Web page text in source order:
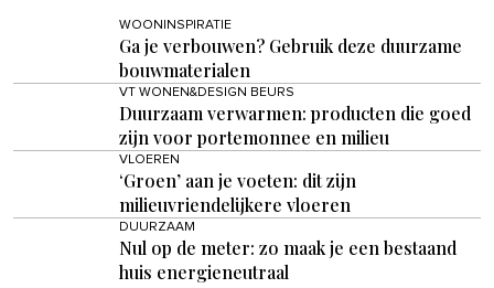
WOONINSPIRATIE
Ga je verbouwen? Gebruik deze duurzame
bouwmaterialen
VT WONEN&DESIGN BEURS
Duurzaam verwarmen: producten die goed
zijn voor portemonnee en milieu
VLOEREN
‘Groen’ aan je voeten: dit zijn
milieuvriendelijkere vloeren
DUURZAAM
Nul op de meter: zo maak je een bestaand
huis energieneutraal